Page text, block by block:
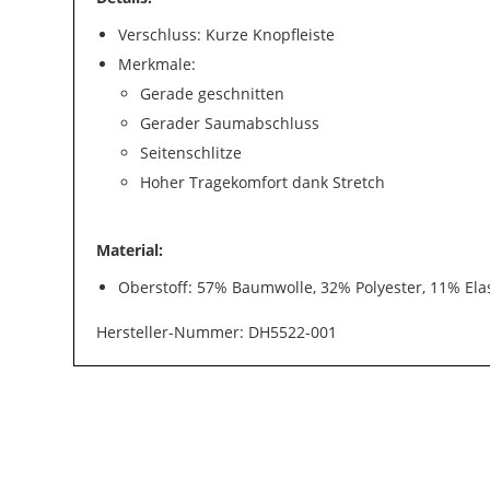
Verschluss: Kurze Knopfleiste
Merkmale:
Gerade geschnitten
Gerader Saumabschluss
Seitenschlitze
Hoher Tragekomfort dank Stretch
Material:
Oberstoff: 57% Baumwolle, 32% Polyester, 11%
Hersteller-Nummer: DH5522-001